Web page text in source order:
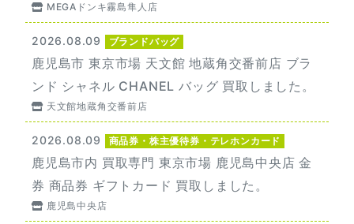
MEGAドンキ霧島隼人店
2026.08.09 ブランドバッグ
鹿児島市 東京市場 天文館 地蔵角交番前店 ブラ
ンド シャネル CHANEL バッグ 買取しました。
天文館地蔵角交番前店
2026.08.09 商品券・株主優待券・テレホンカード
鹿児島市内 買取専門 東京市場 鹿児島中央店 金
券 商品券 ギフトカード 買取しました。
鹿児島中央店